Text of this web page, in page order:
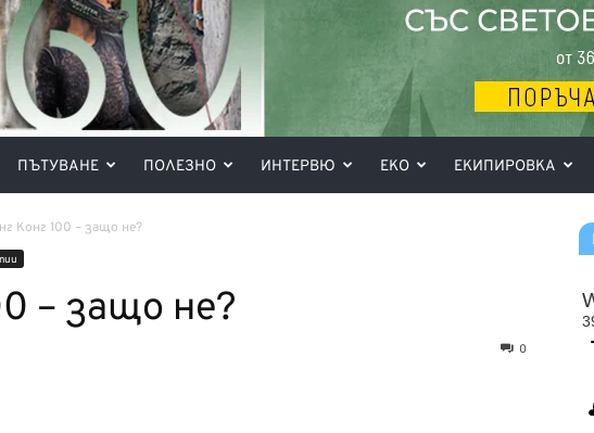
ПЪТУВАНЕ ПОЛЕЗНО ИНТЕРВЮ ЕКО ЕКИПИРОВКА
Конг 100 – защо не?
– защо не?
0